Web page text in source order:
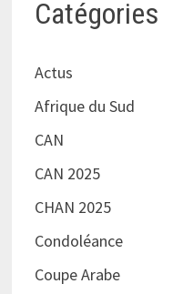
Catégories
Actus
Afrique du Sud
CAN
CAN 2025
CHAN 2025
Condoléance
Coupe Arabe